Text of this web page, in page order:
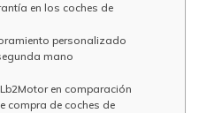
en los coches de
personalizado
mano
en comparación
compra de coches de